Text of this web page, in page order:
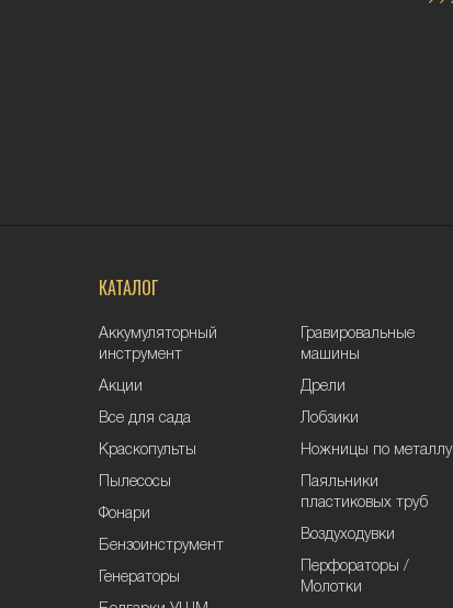
КАТАЛОГ
Аккумуляторный
инструмент
Акции
Все для сада
Краскопульты
Пылесосы
Фонари
Бензоинструмент
Генераторы
Гравировальные
машины
Дрели
Лобзики
Ножницы по металлу
Паяльники
пластиковых труб
Воздуходувки
Перфораторы /
Молотки